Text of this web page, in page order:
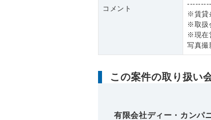
コメント
※賃貸
※取扱
※現在
写真撮
この案件の取り扱い
有限会社ディー・カンパ